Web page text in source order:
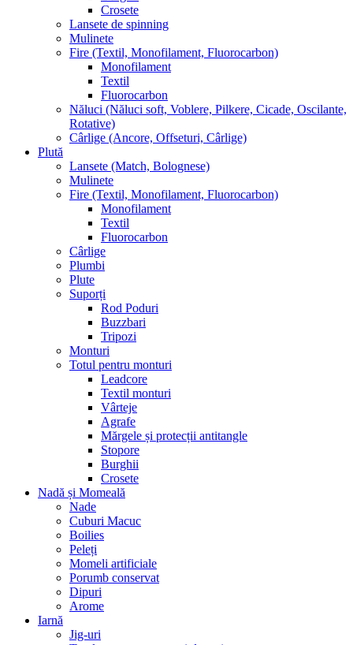
Crosete
Lansete de spinning
Mulinete
Fire (Textil, Monofilament, Fluorocarbon)
Monofilament
Textil
Fluorocarbon
Năluci (Năluci soft, Voblere, Pilkere, Cicade, Oscilante,
Rotative)
Cârlige (Ancore, Offseturi, Cârlige)
Plută
Lansete (Match, Bolognese)
Mulinete
Fire (Textil, Monofilament, Fluorocarbon)
Monofilament
Textil
Fluorocarbon
Cârlige
Plumbi
Plute
Suporți
Rod Poduri
Buzzbari
Tripozi
Monturi
Totul pentru monturi
Leadcore
Textil monturi
Vârteje
Agrafe
Mărgele și protecții antitangle
Stopore
Burghii
Crosete
Nadă și Momeală
Nade
Cuburi Macuc
Boilies
Peleți
Momeli artificiale
Porumb conservat
Dipuri
Arome
Iarnă
Jig-uri